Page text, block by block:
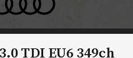
3.0 TDI EU6 349ch